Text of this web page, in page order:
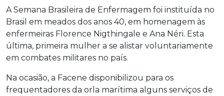
A Semana Brasileira de Enfermagem foi instituída no
Brasil em meados dos anos 40, em homenagem às
enfermeiras Florence Nigthingale e Ana Néri. Esta
última, primeira mulher a se alistar voluntariamente
em combates militares no país.
Na ocasião, a Facene disponibilizou para os
frequentadores da orla marítima alguns serviços de